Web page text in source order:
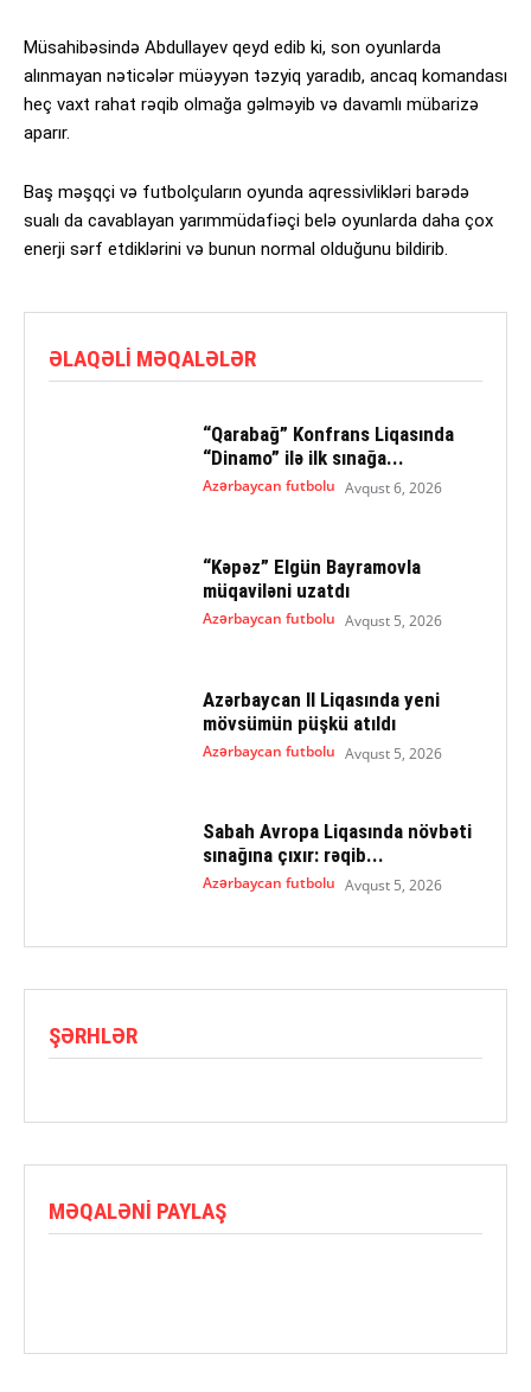
Müsahibəsində Abdullayev qeyd edib ki, son oyunlarda
alınmayan nəticələr müəyyən təzyiq yaradıb, ancaq komandası
heç vaxt rahat rəqib olmağa gəlməyib və davamlı mübarizə
aparır.
Baş məşqçi və futbolçuların oyunda aqressivlikləri barədə
sualı da cavablayan yarımmüdafiəçi belə oyunlarda daha çox
enerji sərf etdiklərini və bunun normal olduğunu bildirib.
ƏLAQƏLI MƏQALƏLƏR
“Qarabağ” Konfrans Liqasında
“Dinamo” ilə ilk sınağa...
Azərbaycan futbolu Avqust 6, 2026
“Kəpəz” Elgün Bayramovla
müqaviləni uzatdı
Azərbaycan futbolu Avqust 5, 2026
Azərbaycan II Liqasında yeni
mövsümün püşkü atıldı
Azərbaycan futbolu Avqust 5, 2026
Sabah Avropa Liqasında növbəti
sınağına çıxır: rəqib...
Azərbaycan futbolu Avqust 5, 2026
ŞƏRHLƏR
MƏQALƏNI PAYLAŞ